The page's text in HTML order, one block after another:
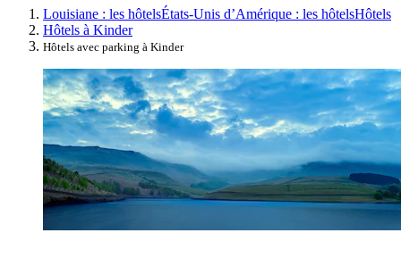
Louisiane : les hôtelsÉtats-Unis d’Amérique : les hôtelsHôtels
Hôtels à Kinder
Hôtels avec parking à Kinder